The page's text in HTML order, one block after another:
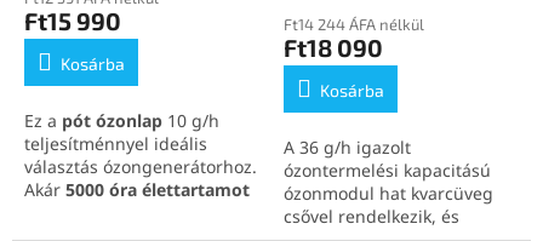
Ft15 990
Kosárba
Ez a pót ózonlap 10 g/h
teljesítménnyel ideális
választás ózongenerátorhoz.
Akár 5000 óra élettartamot
működéshez. Megbízható
Ft14 244 ÁFA nélkül
Ft18 090
Kosárba
A 36 g/h igazolt
ózontermelési kapacitású
ózonmodul hat kvarcüveg
csővel rendelkezik, és